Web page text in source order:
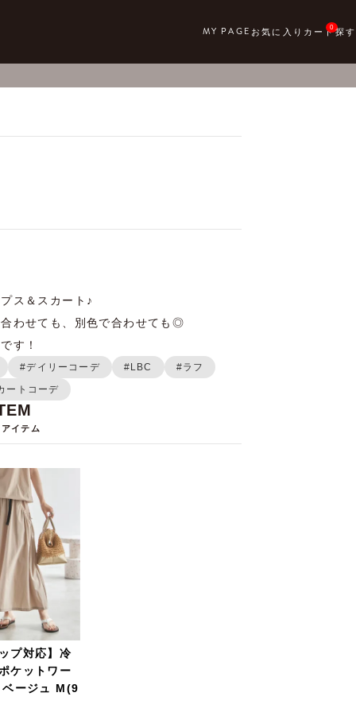
0
ス＆スカート♪
わせても、別色で合わせても◎
す！
#デイリーコーデ #LBC
#ラフ
ートコーデ
イテム
プ対応】冷
ケットワー
ベージュ M(9